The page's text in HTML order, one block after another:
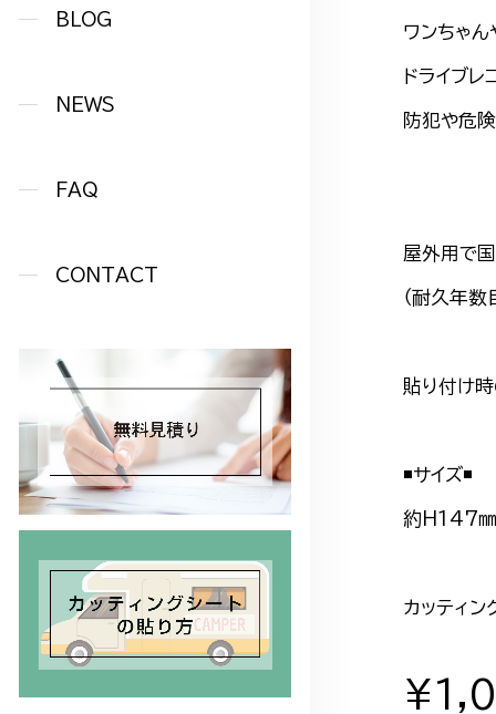
BLOG
NEWS
FAQ
CONTACT
ワンちゃ
ドライブレ
防犯や危
屋外用で国
（耐久年数
貼り付け
◾️サイズ◾️
約H147
カッティン